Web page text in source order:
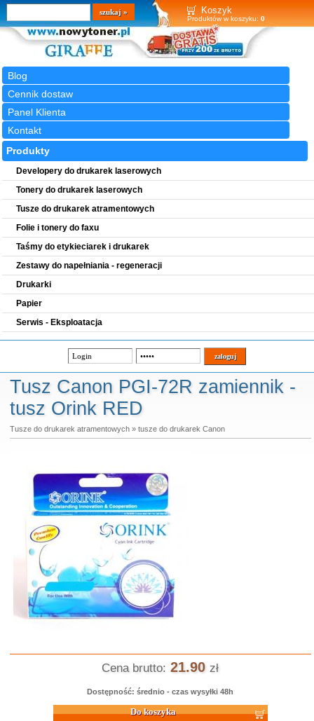
Koszyk
Produktów w koszyku: 0
Blog
Cennik dostaw
Panel Klienta
Kontakt
Wyszukiwarka
szukaj
Produkty
Developery do drukarek laserowych
Tonery do drukarek laserowych
Tusze do drukarek atramentowych
Folie i tonery do faxu
Taśmy do etykieciarek i drukarek
Zestawy do napełniania - regeneracji
Drukarki
Papier
Serwis - Eksploatacja
Tusz Canon PGI-72R zamiennik -
tusz Orink RED
Tusze do drukarek atramentowych» tusze do drukarek Canon
Cena brutto: 21.90 zł
Dostępność: średnio - czas wysyłki 48h
Do koszyka